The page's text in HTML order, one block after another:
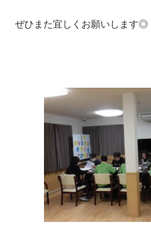
ぜひまた宜しくお願いします◎